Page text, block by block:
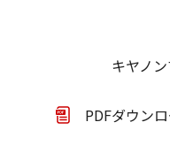
キヤノ
PDFダウン